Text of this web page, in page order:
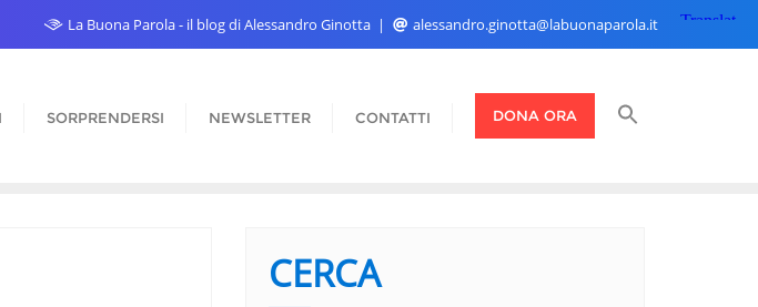
La Buona Parola - il blog di Alessandro Ginotta alessandro.ginotta@labuonaparola.it
SORPRENDERSI NEWSLETTER CONTATTI DONA ORA
CERCA